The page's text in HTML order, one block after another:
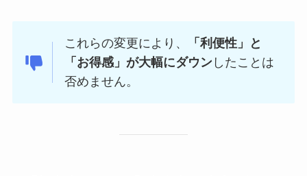
これらの変更により、
「利便性」と
「お得感」が大幅にダウン したことは
否めません。